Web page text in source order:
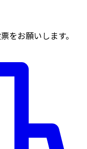
をお願いします。